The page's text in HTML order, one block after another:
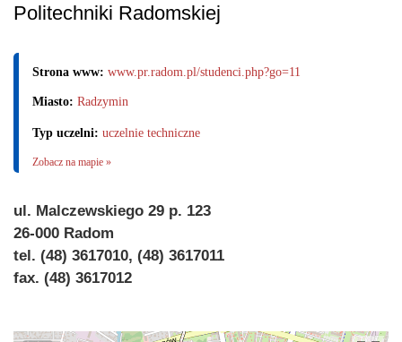
Politechniki Radomskiej
Strona www: www.pr.radom.pl/studenci.php?go=11
Miasto: Radzymin
Typ uczelni: uczelnie techniczne
Zobacz na mapie »
ul. Malczewskiego 29 p. 123
26-000 Radom
tel. (48) 3617010, (48) 3617011
fax. (48) 3617012